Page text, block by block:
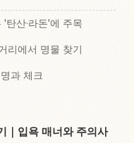
탄산·라돈'에 주목
리에서 명물 찾기
과 체크
｜입욕 매너와 주의사